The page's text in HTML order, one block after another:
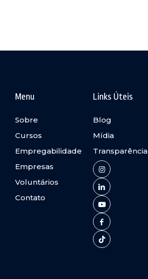
Menu
Sobre
Cursos
Empregabilidade
Empresas
Voluntários
Contato
Links Úteis
Blog
Mídia
Transparência